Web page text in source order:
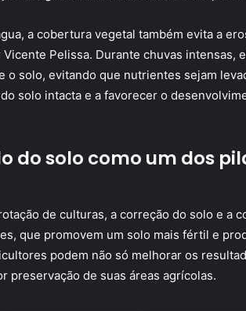
a cobertura vegetal também evita a
Pelissa. Durante chuvas intensas,
o solo, evitando que nutrientes sejam
solo intacta e a favorecer o
do solo como um dos
de culturas, a correção do solo e a
que promovem um solo mais fértil e
podem não só melhorar os
preservação de suas áreas agrícolas.